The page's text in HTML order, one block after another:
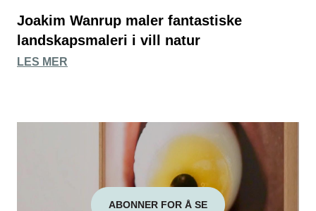
Joakim Wanrup maler fantastiske
landskapsmaleri i vill natur
LES MER
ABONNER FOR Å SE